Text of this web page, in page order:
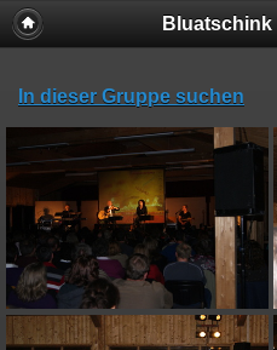
Bluatschink
In dieser Gruppe suchen